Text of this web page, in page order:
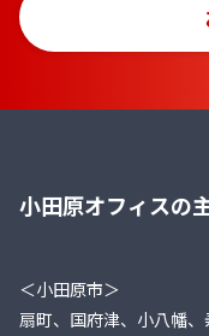
小田原オフィスの
＜小田原市＞
扇町、国府津、小八幡